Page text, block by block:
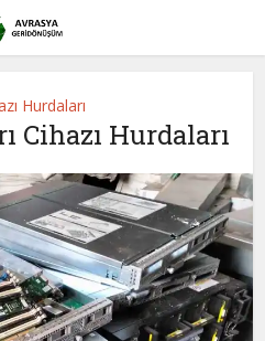
Hurdaları
Cihazı Hurdaları